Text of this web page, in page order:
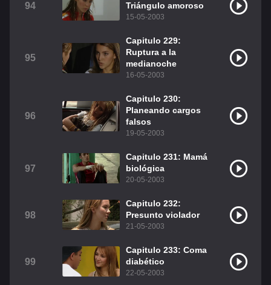
94
Triángulo amoroso
15-05-2003
95
Capitulo 229:
Ruptura a la
medianoche
16-05-2003
96
Capitulo 230:
Planeando cargos
falsos
19-05-2003
97
Capitulo 231: Mamá
biológica
20-05-2003
98
Capitulo 232:
Presunto violador
21-05-2003
99
Capitulo 233: Coma
diabético
22-05-2003